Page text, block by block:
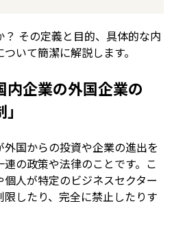
その定義と目的、具体的な内
いて簡潔に解説します。
内企業の外国企業の
国からの投資や企業の進出を
の政策や法律のことです。こ
人が特定のビジネスセクター
したり、完全に禁止したりす